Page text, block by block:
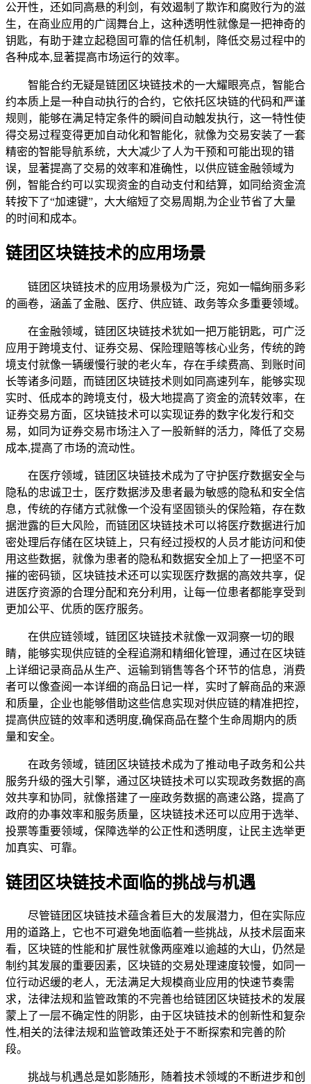
公开性，还如同高悬的利剑，有效遏制了欺诈和腐败行为的滋
生，在商业应用的广阔舞台上，这种透明性就像是一把神奇的
钥匙，有助于建立起稳固可靠的信任机制，降低交易过程中的
各种成本,显著提高市场运行的效率。
智能合约无疑是链团区块链技术的一大耀眼亮点，智能合
约本质上是一种自动执行的合约，它依托区块链的代码和严谨
规则，能够在满足特定条件的瞬间自动触发执行，这一特性使
得交易过程变得更加自动化和智能化，就像为交易安装了一套
精密的智能导航系统，大大减少了人为干预和可能出现的错
误，显著提高了交易的效率和准确性，以供应链金融领域为
例，智能合约可以实现资金的自动支付和结算，如同给资金流
转按下了“加速键”，大大缩短了交易周期,为企业节省了大量
的时间和成本。
链团区块链技术的应用场景
链团区块链技术的应用场景极为广泛，宛如一幅绚丽多彩
的画卷，涵盖了金融、医疗、供应链、政务等众多重要领域。
在金融领域，链团区块链技术犹如一把万能钥匙，可广泛
应用于跨境支付、证券交易、保险理赔等核心业务，传统的跨
境支付就像一辆缓慢行驶的老火车，存在手续费高、到账时间
长等诸多问题，而链团区块链技术则如同高速列车，能够实现
实时、低成本的跨境支付，极大地提高了资金的流转效率，在
证券交易方面，区块链技术可以实现证券的数字化发行和交
易，如同为证券交易市场注入了一股新鲜的活力，降低了交易
成本,提高了市场的流动性。
在医疗领域，链团区块链技术成为了守护医疗数据安全与
隐私的忠诚卫士，医疗数据涉及患者最为敏感的隐私和安全信
息，传统的存储方式就像一个没有坚固锁头的保险箱，存在数
据泄露的巨大风险，而链团区块链技术可以将医疗数据进行加
密处理后存储在区块链上，只有经过授权的人员才能访问和使
用这些数据，就像为患者的隐私和数据安全加上了一把坚不可
摧的密码锁，区块链技术还可以实现医疗数据的高效共享，促
进医疗资源的合理分配和充分利用，让每一位患者都能享受到
更加公平、优质的医疗服务。
在供应链领域，链团区块链技术就像一双洞察一切的眼
睛，能够实现供应链的全程追溯和精细化管理，通过在区块链
上详细记录商品从生产、运输到销售等各个环节的信息，消费
者可以像查阅一本详细的商品日记一样，实时了解商品的来源
和质量，企业也能够借助这些信息实现对供应链的精准把控，
提高供应链的效率和透明度,确保商品在整个生命周期内的质
量和安全。
在政务领域，链团区块链技术成为了推动电子政务和公共
服务升级的强大引擎，通过区块链技术可以实现政务数据的高
效共享和协同，就像搭建了一座政务数据的高速公路，提高了
政府的办事效率和服务质量，区块链技术还可以应用于选举、
投票等重要领域，保障选举的公正性和透明度，让民主选举更
加真实、可靠。
链团区块链技术面临的挑战与机遇
尽管链团区块链技术蕴含着巨大的发展潜力，但在实际应
用的道路上，它也不可避免地面临着一些挑战，从技术层面来
看，区块链的性能和扩展性就像两座难以逾越的大山，仍然是
制约其发展的重要因素，区块链的交易处理速度较慢，如同一
位行动迟缓的老人，无法满足大规模商业应用的快速节奏需
求，法律法规和监管政策的不完善也给链团区块链技术的发展
蒙上了一层不确定性的阴影，由于区块链技术的创新性和复杂
性,相关的法律法规和监管政策还处于不断探索和完善的阶
段。
挑战与机遇总是如影随形，随着技术领域的不断进步和创